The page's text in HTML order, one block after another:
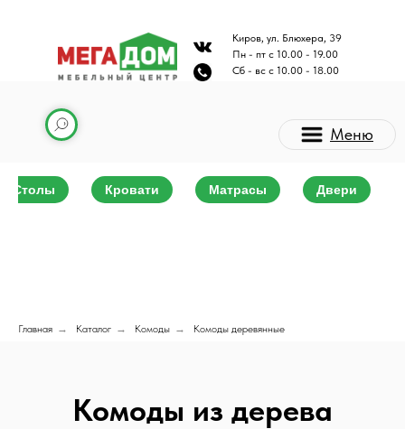
Киров, ул. Блюхера, 39
Пн - пт с 10.00 - 19.00
Сб - вс с 10.00 - 18.00
Меню
Столы Кровати Матрасы Двери
Главная → Каталог → Комоды → Комоды деревянные
Комоды из дерева